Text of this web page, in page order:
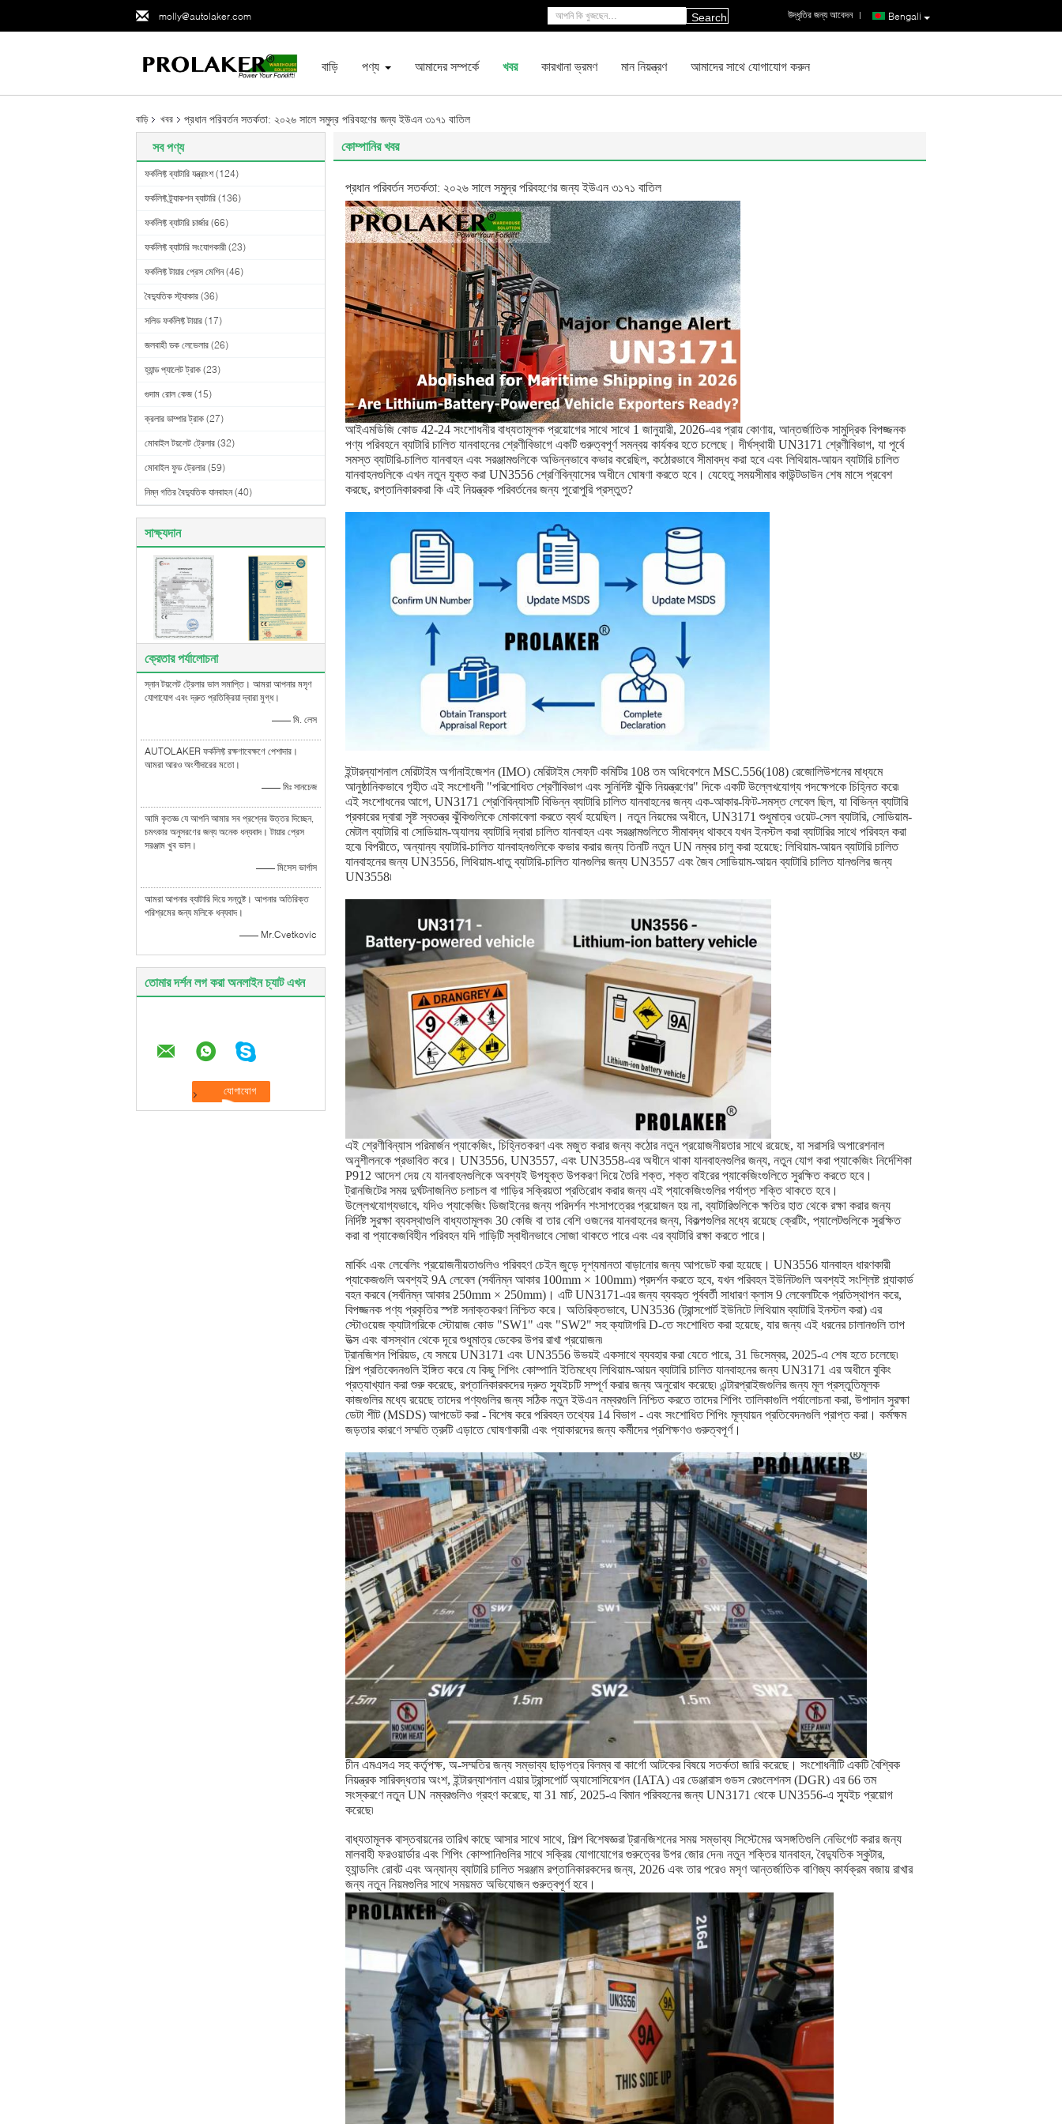
molly@autolaker.com Bengali
উদ্ধৃতির জন্য আবেদন |
Search
বাড়ি পণ্য আমাদের সম্পর্কে খবর কারখানা ভ্রমণ মান নিয়ন্ত্রণ আমাদের সাথে যোগাযোগ করুন
বাড়ি খবর প্রধান পরিবর্তন সতর্কতা: ২০২৬ সালে সমুদ্র পরিবহণের জন্য ইউএন ৩১৭১ বাতিল
সব পণ্য
ফর্কলিফ্ট ব্যাটারি যন্ত্রাংশ (124)
ফর্কলিফ্ট ট্র্যাকশন ব্যাটারি (136)
ফর্কলিফ্ট ব্যাটারি চার্জার (66)
ফর্কলিফ্ট ব্যাটারি সংযোগকারী (23)
ফর্কলিফ্ট টায়ার প্রেস মেশিন (46)
বৈদ্যুতিক স্ট্যাকার (36)
সলিড ফর্কলিফ্ট টায়ার (17)
জলবাহী ডক লেভেলার (26)
হ্যান্ড প্যালেট ট্রাক (23)
গুদাম রোল কেজ (15)
ক্রলার ডাম্পার ট্রাক (27)
মোবাইল টয়লেট ট্রেলার (32)
মোবাইল ফুড ট্রেলার (59)
নিম্ন গতির বৈদ্যুতিক যানবাহন (40)
সাক্ষ্যদান
ক্রেতার পর্যালোচনা
স্নান টয়লেট ট্রেলার ভাল সমাপ্তি। আমরা আপনার মসৃণ
যোগাযোগ এবং দ্রুত প্রতিক্রিয়া দ্বারা মুগ্ধ।
—— মি. লেস
AUTOLAKER ফর্কলিফ্ট রক্ষণাবেক্ষণে পেশাদার।
আমরা আরও অংশীদারের মতো।
—— মিঃ সানচেজ
আমি কৃতজ্ঞ যে আপনি আমার সব প্রশ্নের উত্তর দিচ্ছেন,
চমৎকার অনুসরণের জন্য অনেক ধন্যবাদ। টায়ার প্রেস
সরঞ্জাম খুব ভাল।
—— মিসেস ভার্গাস
আমরা আপনার ব্যাটারি দিয়ে সন্তুষ্ট। আপনার অতিরিক্ত
পরিশ্রমের জন্য মলিকে ধন্যবাদ।
—— Mr.Cvetkovic
তোমার দর্শন লগ করা অনলাইন চ্যাট এখন
কোম্পানির খবর
প্রধান পরিবর্তন সতর্কতা: ২০২৬ সালে সমুদ্র পরিবহণের জন্য ইউএন ৩১৭১ বাতিল
আইএমডিজি কোড 42-24 সংশোধনীর বাধ্যতামূলক প্রয়োগের সাথে সাথে 1 জানুয়ারী, 2026-এর প্রায় কোণায়, আন্তর্জাতিক সামুদ্রিক বিপজ্জনক
পণ্য পরিবহনে ব্যাটারি চালিত যানবাহনের শ্রেণীবিভাগে একটি গুরুত্বপূর্ণ সমন্বয় কার্যকর হতে চলেছে। দীর্ঘস্থায়ী UN3171 শ্রেণীবিভাগ, যা পূর্বে
সমস্ত ব্যাটারি-চালিত যানবাহন এবং সরঞ্জামগুলিকে অভিন্নভাবে কভার করেছিল, কঠোরভাবে সীমাবদ্ধ করা হবে এবং লিথিয়াম-আয়ন ব্যাটারি চালিত
যানবাহনগুলিকে এখন নতুন যুক্ত করা UN3556 শ্রেণিবিন্যাসের অধীনে ঘোষণা করতে হবে। যেহেতু সময়সীমার কাউন্টডাউন শেষ মাসে প্রবেশ
করছে, রপ্তানিকারকরা কি এই নিয়ন্ত্রক পরিবর্তনের জন্য পুরোপুরি প্রস্তুত?
ইন্টারন্যাশনাল মেরিটাইম অর্গানাইজেশন (IMO) মেরিটাইম সেফটি কমিটির 108 তম অধিবেশনে MSC.556(108) রেজোলিউশনের মাধ্যমে
আনুষ্ঠানিকভাবে গৃহীত এই সংশোধনী "পরিশোধিত শ্রেণীবিভাগ এবং সুনির্দিষ্ট ঝুঁকি নিয়ন্ত্রণের" দিকে একটি উল্লেখযোগ্য পদক্ষেপকে চিহ্নিত করে৷
এই সংশোধনের আগে, UN3171 শ্রেণিবিন্যাসটি বিভিন্ন ব্যাটারি চালিত যানবাহনের জন্য এক-আকার-ফিট-সমস্ত লেবেল ছিল, যা বিভিন্ন ব্যাটারি
প্রকারের দ্বারা সৃষ্ট স্বতন্ত্র ঝুঁকিগুলিকে মোকাবেলা করতে ব্যর্থ হয়েছিল। নতুন নিয়মের অধীনে, UN3171 শুধুমাত্র ওয়েট-সেল ব্যাটারি, সোডিয়াম-
মেটাল ব্যাটারি বা সোডিয়াম-অ্যালয় ব্যাটারি দ্বারা চালিত যানবাহন এবং সরঞ্জামগুলিতে সীমাবদ্ধ থাকবে যখন ইনস্টল করা ব্যাটারির সাথে পরিবহন করা
হবে৷ বিপরীতে, অন্যান্য ব্যাটারি-চালিত যানবাহনগুলিকে কভার করার জন্য তিনটি নতুন UN নম্বর চালু করা হয়েছে: লিথিয়াম-আয়ন ব্যাটারি চালিত
যানবাহনের জন্য UN3556, লিথিয়াম-ধাতু ব্যাটারি-চালিত যানগুলির জন্য UN3557 এবং জৈব সোডিয়াম-আয়ন ব্যাটারি চালিত যানগুলির জন্য
UN3558৷
এই শ্রেণীবিন্যাস পরিমার্জন প্যাকেজিং, চিহ্নিতকরণ এবং মজুত করার জন্য কঠোর নতুন প্রয়োজনীয়তার সাথে রয়েছে, যা সরাসরি অপারেশনাল
অনুশীলনকে প্রভাবিত করে। UN3556, UN3557, এবং UN3558-এর অধীনে থাকা যানবাহনগুলির জন্য, নতুন যোগ করা প্যাকেজিং নির্দেশিকা
P912 আদেশ দেয় যে যানবাহনগুলিকে অবশ্যই উপযুক্ত উপকরণ দিয়ে তৈরি শক্ত, শক্ত বাইরের প্যাকেজিংগুলিতে সুরক্ষিত করতে হবে।
ট্রানজিটের সময় দুর্ঘটনাজনিত চলাচল বা গাড়ির সক্রিয়তা প্রতিরোধ করার জন্য এই প্যাকেজিংগুলির পর্যাপ্ত শক্তি থাকতে হবে।
উল্লেখযোগ্যভাবে, যদিও প্যাকেজিং ডিজাইনের জন্য পরিদর্শন শংসাপত্রের প্রয়োজন হয় না, ব্যাটারিগুলিকে ক্ষতির হাত থেকে রক্ষা করার জন্য
নির্দিষ্ট সুরক্ষা ব্যবস্থাগুলি বাধ্যতামূলক৷ 30 কেজি বা তার বেশি ওজনের যানবাহনের জন্য, বিকল্পগুলির মধ্যে রয়েছে ক্রেটিং, প্যালেটগুলিকে সুরক্ষিত
করা বা প্যাকেজবিহীন পরিবহন যদি গাড়িটি স্বাধীনভাবে সোজা থাকতে পারে এবং এর ব্যাটারি রক্ষা করতে পারে।
মার্কিং এবং লেবেলিং প্রয়োজনীয়তাগুলিও পরিবহণ চেইন জুড়ে দৃশ্যমানতা বাড়ানোর জন্য আপডেট করা হয়েছে। UN3556 যানবাহন ধারণকারী
প্যাকেজগুলি অবশ্যই 9A লেবেল (সর্বনিম্ন আকার 100mm × 100mm) প্রদর্শন করতে হবে, যখন পরিবহন ইউনিটগুলি অবশ্যই সংশ্লিষ্ট প্ল্যাকার্ড
বহন করবে (সর্বনিম্ন আকার 250mm × 250mm)। এটি UN3171-এর জন্য ব্যবহৃত পূর্ববর্তী সাধারণ ক্লাস 9 লেবেলটিকে প্রতিস্থাপন করে,
বিপজ্জনক পণ্য প্রকৃতির স্পষ্ট সনাক্তকরণ নিশ্চিত করে। অতিরিক্তভাবে, UN3536 (ট্রান্সপোর্ট ইউনিটে লিথিয়াম ব্যাটারি ইনস্টল করা) এর
স্টোওয়েজ ক্যাটাগরিকে স্টোয়াজ কোড "SW1" এবং "SW2" সহ ক্যাটাগরি D-তে সংশোধিত করা হয়েছে, যার জন্য এই ধরনের চালানগুলি তাপ
উত্স এবং বাসস্থান থেকে দূরে শুধুমাত্র ডেকের উপর রাখা প্রয়োজন৷
ট্রানজিশন পিরিয়ড, যে সময়ে UN3171 এবং UN3556 উভয়ই একসাথে ব্যবহার করা যেতে পারে, 31 ডিসেম্বর, 2025-এ শেষ হতে চলেছে৷
শিল্প প্রতিবেদনগুলি ইঙ্গিত করে যে কিছু শিপিং কোম্পানি ইতিমধ্যে লিথিয়াম-আয়ন ব্যাটারি চালিত যানবাহনের জন্য UN3171 এর অধীনে বুকিং
প্রত্যাখ্যান করা শুরু করেছে, রপ্তানিকারকদের দ্রুত স্যুইচটি সম্পূর্ণ করার জন্য অনুরোধ করেছে৷ এন্টারপ্রাইজগুলির জন্য মূল প্রস্তুতিমূলক
কাজগুলির মধ্যে রয়েছে তাদের পণ্যগুলির জন্য সঠিক নতুন ইউএন নম্বরগুলি নিশ্চিত করতে তাদের শিপিং তালিকাগুলি পর্যালোচনা করা, উপাদান সুরক্ষা
ডেটা শীট (MSDS) আপডেট করা - বিশেষ করে পরিবহন তথ্যের 14 বিভাগ - এবং সংশোধিত শিপিং মূল্যায়ন প্রতিবেদনগুলি প্রাপ্ত করা। কর্মক্ষম
জড়তার কারণে সম্মতি ত্রুটি এড়াতে ঘোষণাকারী এবং প্যাকারদের জন্য কর্মীদের প্রশিক্ষণও গুরুত্বপূর্ণ।
চীন এমএসএ সহ কর্তৃপক্ষ, অ-সম্মতির জন্য সম্ভাব্য ছাড়পত্র বিলম্ব বা কার্গো আটকের বিষয়ে সতর্কতা জারি করেছে। সংশোধনীটি একটি বৈশ্বিক
নিয়ন্ত্রক সারিবদ্ধতার অংশ, ইন্টারন্যাশনাল এয়ার ট্রান্সপোর্ট অ্যাসোসিয়েশন (IATA) এর ডেঞ্জারাস গুডস রেগুলেশনস (DGR) এর 66 তম
সংস্করণে নতুন UN নম্বরগুলিও গ্রহণ করেছে, যা 31 মার্চ, 2025-এ বিমান পরিবহনের জন্য UN3171 থেকে UN3556-এ স্যুইচ প্রয়োগ
করেছে৷
বাধ্যতামূলক বাস্তবায়নের তারিখ কাছে আসার সাথে সাথে, শিল্প বিশেষজ্ঞরা ট্রানজিশনের সময় সম্ভাব্য সিস্টেমের অসঙ্গতিগুলি নেভিগেট করার জন্য
মালবাহী ফরওয়ার্ডার এবং শিপিং কোম্পানিগুলির সাথে সক্রিয় যোগাযোগের গুরুত্বের উপর জোর দেন৷ নতুন শক্তির যানবাহন, বৈদ্যুতিক স্কুটার,
হ্যান্ডলিং রোবট এবং অন্যান্য ব্যাটারি চালিত সরঞ্জাম রপ্তানিকারকদের জন্য, 2026 এবং তার পরেও মসৃণ আন্তর্জাতিক বাণিজ্য কার্যক্রম বজায় রাখার
জন্য নতুন নিয়মগুলির সাথে সময়মত অভিযোজন গুরুত্বপূর্ণ হবে।